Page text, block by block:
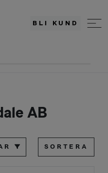
BLI KUND
AB
SORTERA